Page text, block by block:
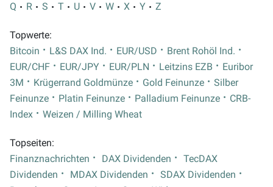
Q
R S T U V W X Y Z
Topwerte:
Bitcoin
L&S DAX Ind. EUR/USD
Brent Rohöl Ind.
EUR/CHF
EUR/JPY EUR/PLN Leitzins EZB
Euribor
3M
Krügerrand Goldmünze Gold Feinunze
Silber
Feinunze
Platin Feinunze Palladium Feinunze
CRB-
Index
Weizen / Milling Wheat
Topseiten:
Finanznachrichten
DAX Dividenden
TecDAX
Dividenden
MDAX Dividenden
SDAX Dividenden